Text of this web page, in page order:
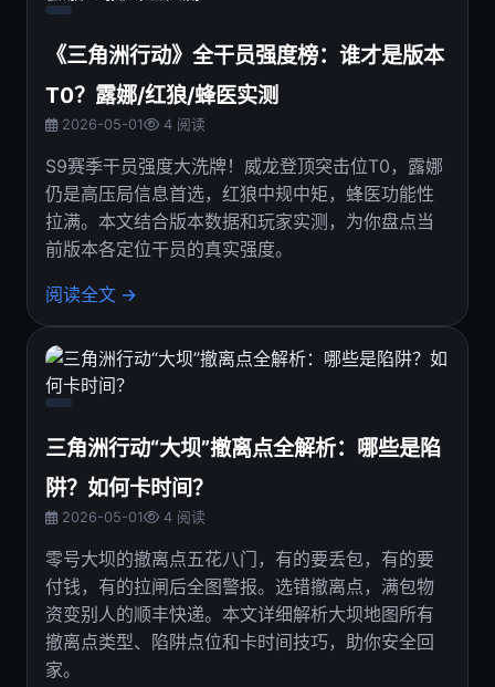
《三角洲行动》全干员强度榜：谁才是版本
T0？露娜/红狼/蜂医实测
2026-05-01 4 阅读
S9赛季干员强度大洗牌！威龙登顶突击位T0，露娜
仍是高压局信息首选，红狼中规中矩，蜂医功能性
拉满。本文结合版本数据和玩家实测，为你盘点当
前版本各定位干员的真实强度。
阅读全文 →
三角洲行动“大坝”撤离点全解析：哪些是陷
阱？如何卡时间？
2026-05-01 4 阅读
零号大坝的撤离点五花八门，有的要丢包，有的要
付钱，有的拉闸后全图警报。选错撤离点，满包物
资变别人的顺丰快递。本文详细解析大坝地图所有
撤离点类型、陷阱点位和卡时间技巧，助你安全回
家。